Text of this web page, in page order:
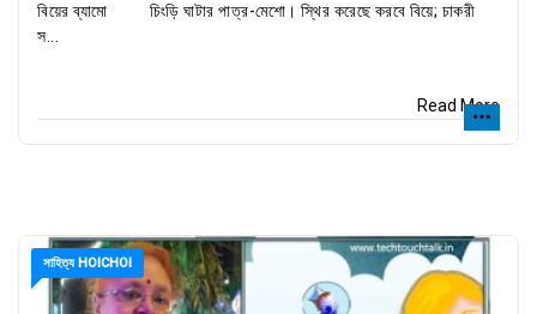
বিয়ের ব্যামো চিংড়ি ঘাটার পাত্র-মেশো। স্থির করেছে করবে বিয়ে; চাকরী
স...
Read More
সাহিত্য HOICHOI